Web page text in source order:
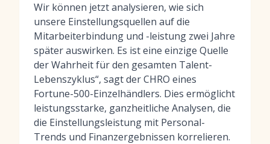
Wir können jetzt analysieren, wie sich
unsere Einstellungsquellen auf die
Mitarbeiterbindung und -leistung zwei Jahre
später auswirken. Es ist eine einzige Quelle
der Wahrheit für den gesamten Talent-
Lebenszyklus“, sagt der CHRO eines
Fortune-500-Einzelhändlers. Dies ermöglicht
leistungsstarke, ganzheitliche Analysen, die
die Einstellungsleistung mit Personal-
Trends und Finanzergebnissen korrelieren.